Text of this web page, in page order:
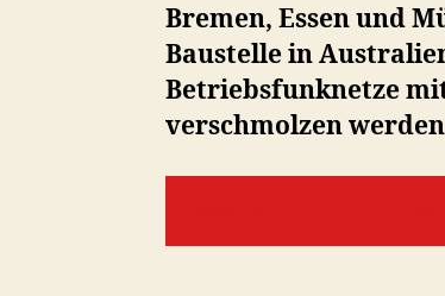
Bremen, Essen und
Baustelle in
Betriebsfunknetze
verschmolzen